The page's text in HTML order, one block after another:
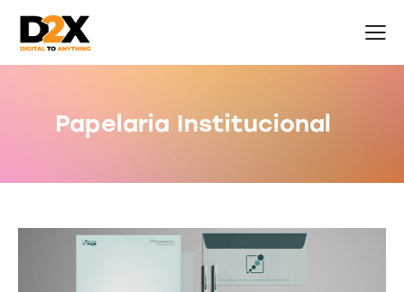
Papelaria Institucional